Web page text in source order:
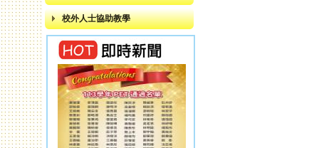
校外人士協助教學